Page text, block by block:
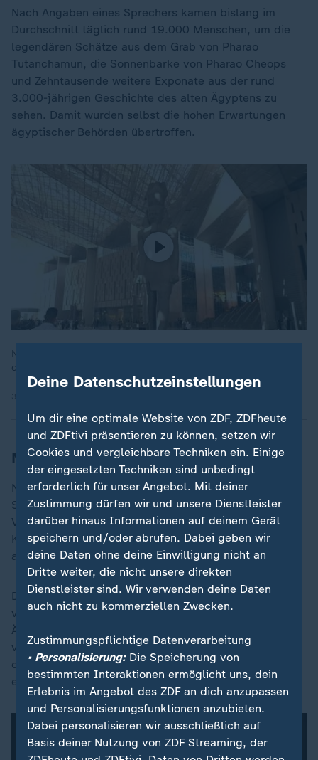
Nach Angaben eines Sprechers kamen bislang im
Durchschnitt täglich rund 19.000 Menschen, um die
legendären Schätze aus dem Grab von Pharao
Tutanchamun, die Sonnenbarke von Pharao Cheops
und Zehntausende weitere Exponate aus der rund
3.000-jährigen Geschichte des alten Ägyptens zu
sehen. Damit wurden selbst die hohen Erwartungen
ägyptischer Behörden übertroffen.
Nach 20 Jahren Bauzeit ist das Große Ägyptische Museum
direkt neben den Pyramiden von Gizeh fertig.
Museum versetzt Ägypten in "Fieber"
Nicht nur in der Galerie mit den Artefakten aus dem
SchatzTutanchamunswar der Andrang ab den
Vormittagsstunden enorm, wie ein dpa-Reporter in
Kairo bei mehreren Besuchen erlebte. Darunter waren
auch viele Einheimische.
Die ägyptische Zeitung "Al-Masr al-Youm" berichtete
von einem deutlich angestiegenen Interesse bei
Ägyptern an der Geschichte ihres Landes und schrieb
von einem regelrechten "Fieber", das die Leute durch
das große Medieninteresse an der Museumseröffnung
erfasst habe.
Deine Datenschutzeinstellungen
Um dir eine optimale Website von ZDF, ZDFheute
und ZDFtivi präsentieren zu können, setzen wir
Cookies und vergleichbare Techniken ein. Einige
der eingesetzten Techniken sind unbedingt
erforderlich für unser Angebot. Mit deiner
Zustimmung dürfen wir und unsere Dienstleister
darüber hinaus Informationen auf deinem Gerät
speichern und/oder abrufen. Dabei geben wir
deine Daten ohne deine Einwilligung nicht an
Dritte weiter, die nicht unsere direkten
Dienstleister sind. Wir verwenden deine Daten
auch nicht zu kommerziellen Zwecken.
Zustimmungspflichtige Datenverarbeitung
• Personalisierung:Die Speicherung von
bestimmten Interaktionen ermöglicht uns, dein
Erlebnis im Angebot des ZDF an dich anzupassen
und Personalisierungsfunktionen anzubieten.
Dabei personalisieren wir ausschließlich auf
Basis deiner Nutzung von ZDF Streaming, der